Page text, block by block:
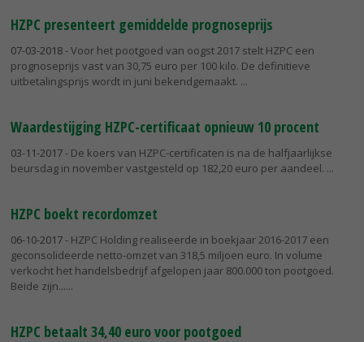
HZPC presenteert gemiddelde prognoseprijs
07-03-2018- Voor het pootgoed van oogst 2017 stelt HZPC een
prognoseprijs vast van 30,75 euro per 100 kilo. De definitieve
uitbetalingsprijs wordt in juni bekendgemaakt.
Waardestijging HZPC-certificaat opnieuw 10 procent
03-11-2017- De koers van HZPC-certificaten is na de halfjaarlijkse
beursdag in november vastgesteld op 182,20 euro per aandeel.
HZPC boekt recordomzet
06-10-2017- HZPC Holding realiseerde in boekjaar 2016-2017 een
geconsolideerde netto-omzet van 318,5 miljoen euro. In volume
verkocht het handelsbedrijf afgelopen jaar 800.000 ton pootgoed.
Beide zijn...
HZPC betaalt 34,40 euro voor pootgoed